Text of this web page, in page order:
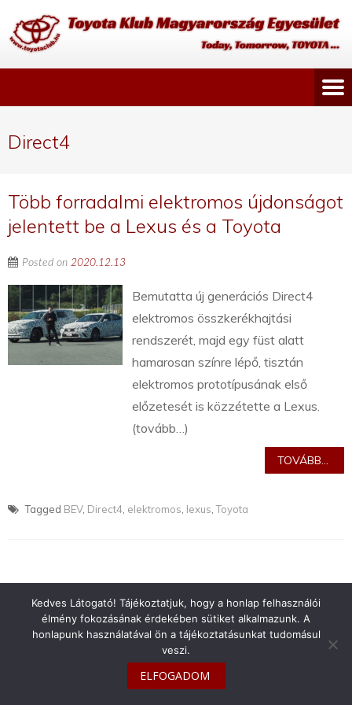
Direct4
Több forradalmi elektromos újdonságot
jelentett be a Lexus és a Toyota
Posted on 2020.12.13
Bemutatta új generációs Direct4
elektromos összkerékhajtási
rendszerét, majd egy füst alatt
hamarosan színre lépő, tisztán
elektromos prototípusának első
előzetesét is közzétette a Lexus.
(tovább…)
TOVÁBB...
Tagged BEV, Direct4 elektromos lexus ,Toyota
info@toyotaclub.hu
Copyright © 2026Toyota Klub Magyarország
Kedves Látogató! Tájékoztatjuk, hogy a honlap felhasználói
élmény fokozásának érdekében sütiket alkalmazunk. A
honlapunk használatával ön a tájékoztatásunkat tudomásul
veszi.
ELFOGADOM